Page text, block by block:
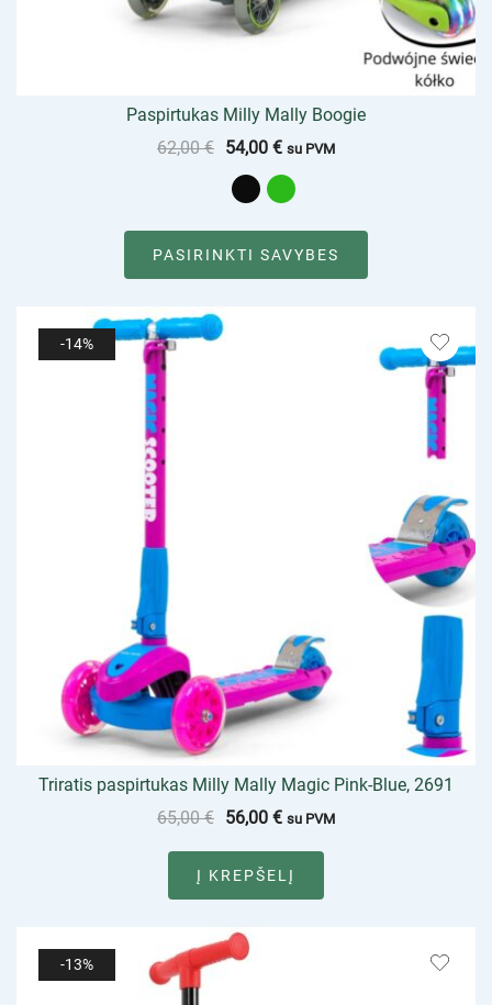
Paspirtukas Milly Mally Boogie
62,00€ 54,00 € su PVM
PASIRINKTI SAVYBES
-14%
Triratis paspirtukas Milly Mally Magic Pink-Blue, 2691
65,00€ 56,00 € su PVM
Į KREPŠELĮ
-13%